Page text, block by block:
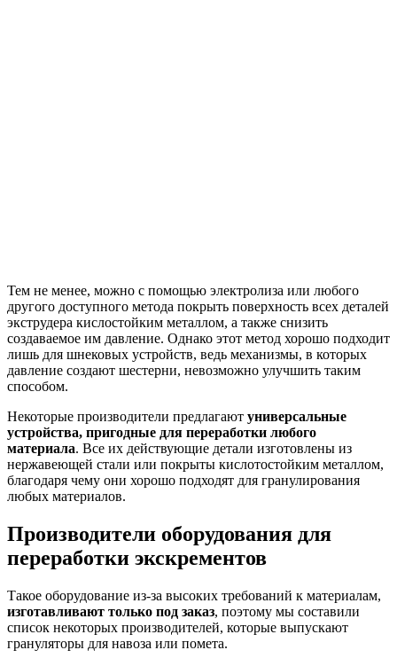
Тем не менее, можно с помощью электролиза или любого
другого доступного метода покрыть поверхность всех деталей
экструдера кислостойким металлом, а также снизить
создаваемое им давление. Однако этот метод хорошо подходит
лишь для шнековых устройств, ведь механизмы, в которых
давление создают шестерни, невозможно улучшить таким
способом.
Некоторые производители предлагают универсальные
устройства, пригодные для переработки любого
материала. Все их действующие детали изготовлены из
нержавеющей стали или покрыты кислотостойким металлом,
благодаря чему они хорошо подходят для гранулирования
любых материалов.
Производители оборудования для
переработки экскрементов
Такое оборудование из-за высоких требований к материалам,
изготавливают только под заказ, поэтому мы составили
список некоторых производителей, которые выпускают
грануляторы для навоза или помета.